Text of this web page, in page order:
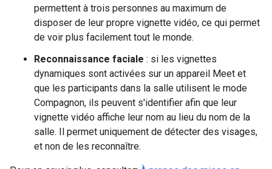
permettent à trois personnes au maximum de
disposer de leur propre vignette vidéo, ce qui permet
de voir plus facilement tout le monde.
Reconnaissance faciale : si les vignettes
dynamiques sont activées sur un appareil Meet et
que les participants dans la salle utilisent le mode
Compagnon, ils peuvent s'identifier afin que leur
vignette vidéo affiche leur nom au lieu du nom de la
salle. Il permet uniquement de détecter des visages,
et non de les reconnaître.